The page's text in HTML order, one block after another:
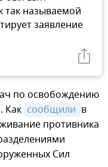
так называемой
заявление
по освобождению
Как сообщили в
противника
Сил